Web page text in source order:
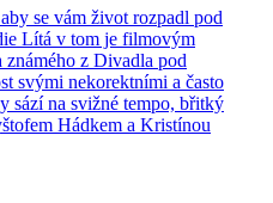
se vám život rozpadl pod
Lítá v tom je filmovým
známého z Divadla pod
svými nekorektními a často
sází na svižné tempo, břitký
Hádkem a Kristínou